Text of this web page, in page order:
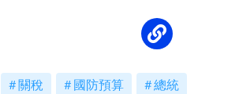
關稅 國防預算 總統